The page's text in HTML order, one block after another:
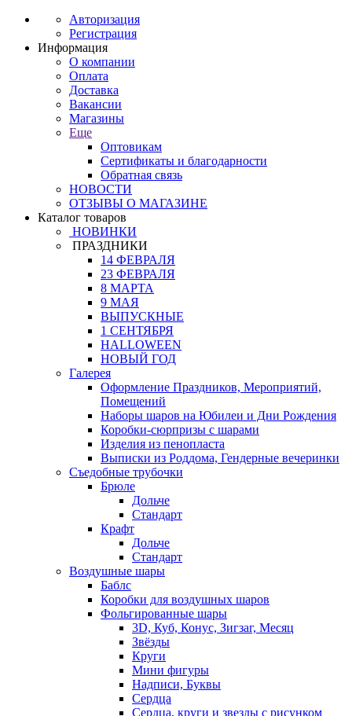
Авторизация
Регистрация
Информация
О компании
Оплата
Доставка
Вакансии
Магазины
Еще
Оптовикам
Сертификаты и благодарности
Обратная связь
НОВОСТИ
ОТЗЫВЫ О МАГАЗИНЕ
Каталог товаров
НОВИНКИ
ПРАЗДНИКИ
14 ФЕВРАЛЯ
23 ФЕВРАЛЯ
8 МАРТА
9 МАЯ
ВЫПУСКНЫЕ
1 СЕНТЯБРЯ
HALLOWEEN
НОВЫЙ ГОД
Галерея
Оформление Праздников, Мероприятий,
Помещений
Наборы шаров на Юбилеи и Дни Рождения
Коробки-сюрпризы с шарами
Изделия из пенопласта
Выписки из Роддома, Гендерные вечеринки
Съедобные трубочки
Брюле
Дольче
Стандарт
Крафт
Дольче
Стандарт
Воздушные шары
Баблс
Коробки для воздушных шаров
Фольгированные шары
3D, Куб, Конус, Зигзаг, Месяц
Звёзды
Круги
Мини фигуры
Надписи, Буквы
Сердца
Сердца, круги и звезды с рисунком